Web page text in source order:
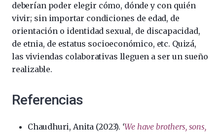
deberían poder elegir cómo, dónde y con quién
vivir; sin importar condiciones de edad, de
orientación o identidad sexual, de discapacidad,
de etnia, de estatus socioeconómico, etc. Quizá,
las viviendas colaborativas lleguen a ser un sueño
realizable.
Referencias
Chaudhuri, Anita (2023). ‘We have brothers, sons,